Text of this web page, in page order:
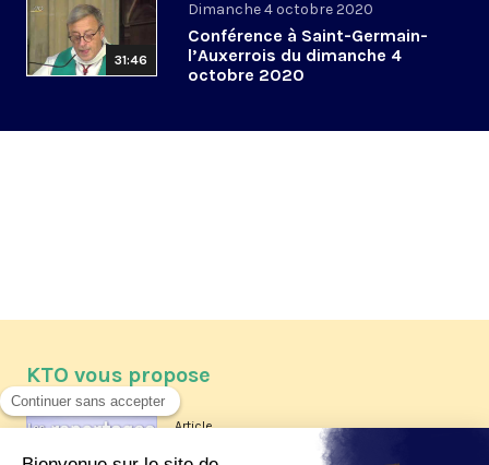
31:46
Dimanche 4 octobre 2020
Conférence à Saint-Germain-
l’Auxerrois du dimanche 4
octobre 2020
KTO vous propose
Article
Les reportages d'été 2026 de KTO